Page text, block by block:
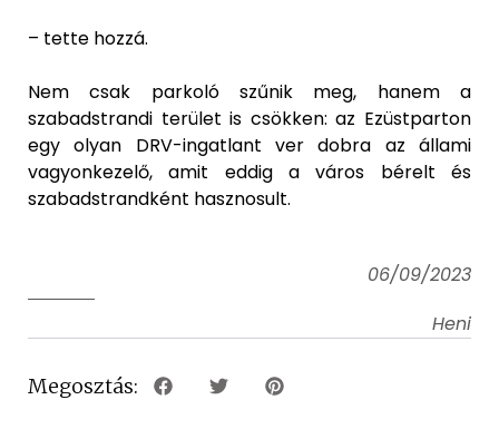
– tette hozzá.
Nem csak parkoló szűnik meg, hanem a
szabadstrandi terület is csökken: az Ezüstparton
egy olyan DRV-ingatlant ver dobra az állami
vagyonkezelő, amit eddig a város bérelt és
szabadstrandként hasznosult.
06/09/2023
Heni
Megosztás: